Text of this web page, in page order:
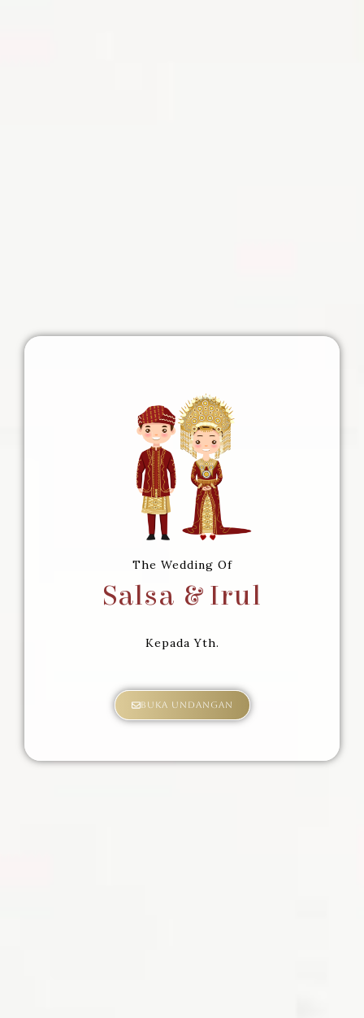
The Wedding Of
Salsa & Irul
Kepada Yth.
Buka Undangan